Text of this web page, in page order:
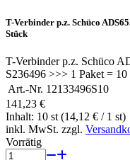
T-Verbinder p.z. Schüco
Stück
T-Verbinder p.z. Schüco
S236496 >>> 1 Paket = 10
Art.-Nr. 12133496S10
141,23 €
Inhalt: 10 st (14,12 € / 1 st)
inkl. MwSt. zzgl.
Vorrätig